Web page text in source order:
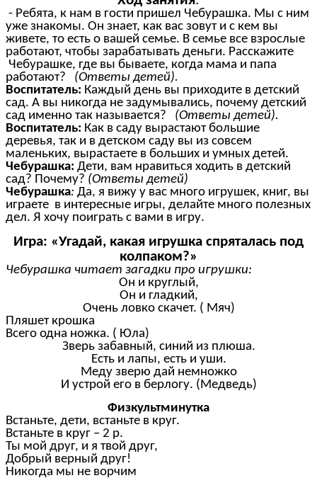
- Ребята, к нам в гости пришел Чебурашка. Мы с ним
уже знакомы. Он знает, как вас зовут и с кем вы
живете, то есть о вашей семье. В семье все взрослые
работают, чтобы зарабатывать деньги. Расскажите
Чебурашке, где вы бываете, когда мама и папа
работают? (Ответы детей).
Воспитатель: Каждый день вы приходите в детский
сад. А вы никогда не задумывались, почему детский
сад именно так называется? (Ответы детей).
Воспитатель: Как в саду вырастают большие
деревья, так и в детском саду вы из совсем
маленьких, вырастаете в больших и умных детей.
Чебурашка: Дети, вам нравиться ходить в детский
сад? Почему? (Ответы детей)
Чебурашка: Да, я вижу у вас много игрушек, книг, вы
играете в интересные игры, делайте много полезных
дел. Я хочу поиграть с вами в игру.
Игра: «Угадай, какая игрушка спряталась под
колпаком?»
Чебурашка читает загадки про игрушки:
Он и круглый,
Он и гладкий,
Очень ловко скачет. ( Мяч)
Пляшет крошка
Всего одна ножка. ( Юла)
Зверь забавный, синий из плюша.
Есть и лапы, есть и уши.
Меду зверю дай немножко
И устрой его в берлогу. (Медведь)
Физкультминутка
Встаньте, дети, встаньте в круг.
Встаньте в круг – 2 р.
Ты мой друг, и я твой друг,
Добрый верный друг!
Никогда мы не ворчим